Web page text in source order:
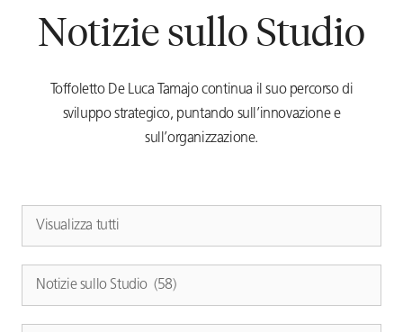
Notizie sullo Studio
Toffoletto De Luca Tamajo continua il suo percorso di
sviluppo strategico, puntando sull’innovazione e
sull’organizzazione.